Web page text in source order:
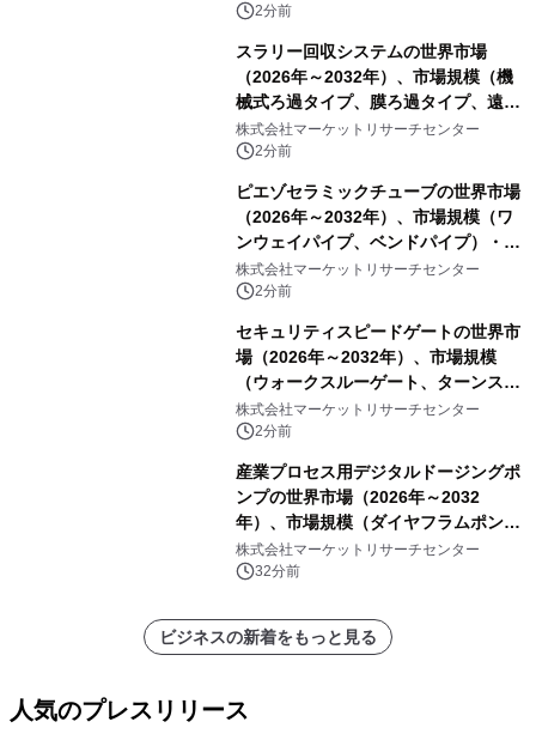
2分前
スラリー回収システムの世界市場
（2026年～2032年）、市場規模（機
械式ろ過タイプ、膜ろ過タイプ、遠心
分離タイプ、ハイブリッドタイプ）・
分析レポートを発表
株式会社マーケットリサーチセンター
2分前
ピエゾセラミックチューブの世界市場
（2026年～2032年）、市場規模（ワ
ンウェイパイプ、ベンドパイプ）・分
析レポートを発表
株式会社マーケットリサーチセンター
2分前
セキュリティスピードゲートの世界市
場（2026年～2032年）、市場規模
（ウォークスルーゲート、ターンスタ
イル、フルハイトターンスタイル）・
分析レポートを発表
株式会社マーケットリサーチセンター
2分前
産業プロセス用デジタルドージングポ
ンプの世界市場（2026年～2032
年）、市場規模（ダイヤフラムポン
プ、ペリスタルティックポンプ、その
他）・分析レポートを発表
株式会社マーケットリサーチセンター
32分前
ビジネスの新着をもっと見る
人気のプレスリリース